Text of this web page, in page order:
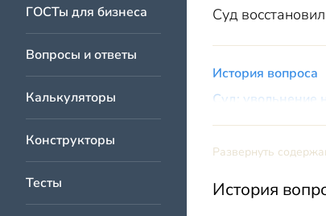
ГОСТы для бизнеса
Вопросы и ответы
Калькуляторы
Конструкторы
Тесты
Суд
История вопроса
Суд: увольнение
Развернуть
История